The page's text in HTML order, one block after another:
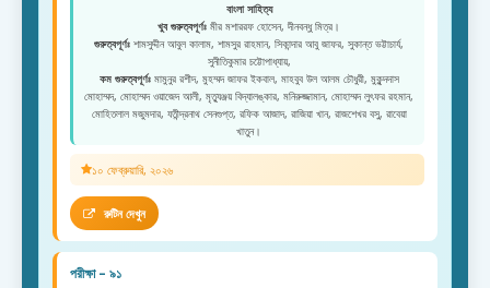
বাংলা সাহিত্য
খুব গুরুত্বপূর্ণঃ মীর মশাররফ হোসেন, দীনবন্ধু মিত্র।
গুরুত্বপূর্ণঃ শামসুদ্দীন আবুল কালাম, শামসুর রাহমান, সিকান্দার আবু জাফর, সুকান্ত ভট্টাচার্য,
সুনীতিকুমার চট্টোপাধ্যায়,
কম গুরুত্বপূর্ণঃমামুনুর রশীদ, মুহম্মদ জাফর ইকবাল, মাহবুব উল আলম চৌধুরী, মুকুন্দদাস
মোহাম্মদ, মোহাম্মদ ওয়াজেদ আলী, মৃত্যুঞ্জয় বিদ্যালঙ্কার, মনিরুজ্জামান, মোহাম্মদ লুৎফর রহমান,
মোহিতলাল মজুমদার, যতীন্দ্রনাথ সেনগুপ্ত, রফিক আজাদ, রাজিয়া খান, রাজশেখর বসু, রাবেয়া
খাতুন।
১০ ফেব্রুয়ারি, ২০২৬
রুটিন দেখুন
পরীক্ষা – ৯১